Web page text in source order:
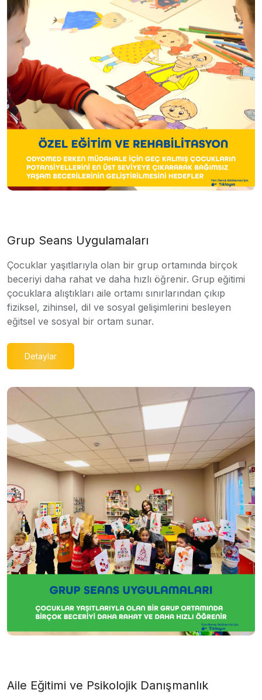
Grup Seans Uygulamaları
Çocuklar yaşıtlarıyla olan bir grup ortamında birçok
beceriyi daha rahat ve daha hızlı öğrenir. Grup eğitimi
çocuklara alıştıkları aile ortamı sınırlarından çıkıp
fiziksel, zihinsel, dil ve sosyal gelişimlerini besleyen
eğitsel ve sosyal bir ortam sunar.
Detaylar
Aile Eğitimi ve Psikolojik Danışmanlık